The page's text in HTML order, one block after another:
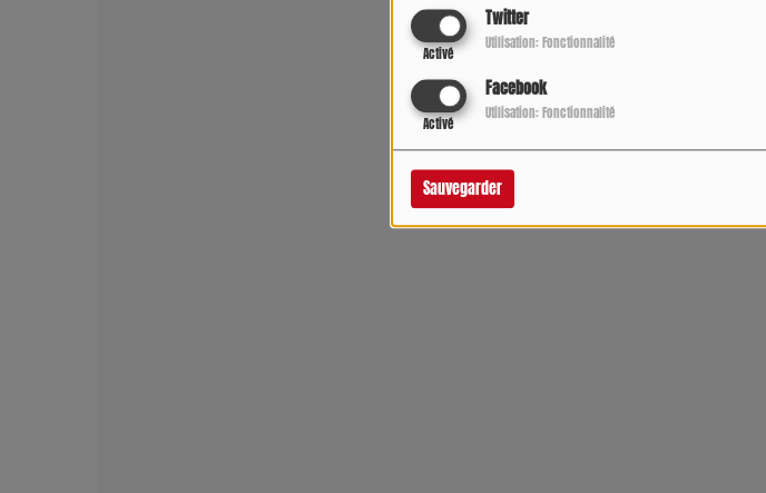
Twitter
Activé
Utilisation: Fonctionnalité
Facebook
Activé
Utilisation: Fonctionnalité
Sauvegarder